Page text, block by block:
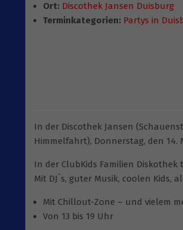
Ort: Discothek Jansen Duisburg
Terminkategorien: Partys in
In der Discothek Jansen
Himmelfahrt), Donnerstag, den 14.
In der ClubKids Familien
Mit DJ´s, guter Musik, coolen
Mit Chillout-Zone – und vielem
Von 13 bis 19 Uhr